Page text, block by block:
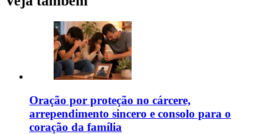
Oração por proteção no cárcere,
arrependimento sincero e consolo para o
coração da família